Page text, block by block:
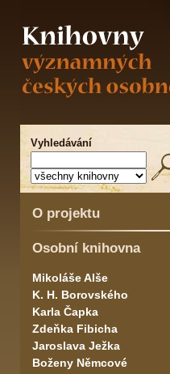
Vyhledávání
O projektu
Osobní knihovna
Mikoláše Alše
K. H. Borovského
Karla Čapka
Zdeňka Fibicha
Jaroslava Ježka
Boženy Němcové